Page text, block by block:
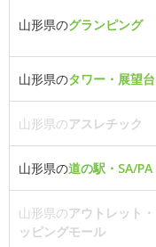
山形県のグランピング
山形県のタワー・展望台
山形県のアスレチック
山形県の道の駅・SA/PA
山形県のアウトレット
ッピングモール